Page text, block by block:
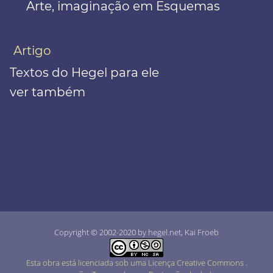
Arte, imaginação em Esquemas
Artigo
Textos do Hegel para ele
ver também
Copyright © 2002-2020 by hegel.net, Kai Froeb
Esta obra está licenciada sob uma Licença Creative Commons .